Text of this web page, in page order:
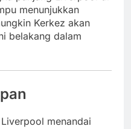
menunjukkan
Kerkez akan
belakang dalam
menandai